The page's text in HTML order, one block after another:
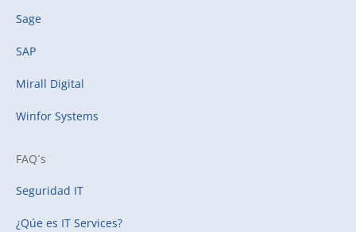
Sage
SAP
Mirall Digital
Winfor Systems
FAQ´s
Seguridad IT
¿Qúe es IT Services?